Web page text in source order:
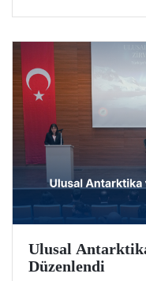
dünyada ilk 100
tek üniversite.
Ulusal
Düzenlendi